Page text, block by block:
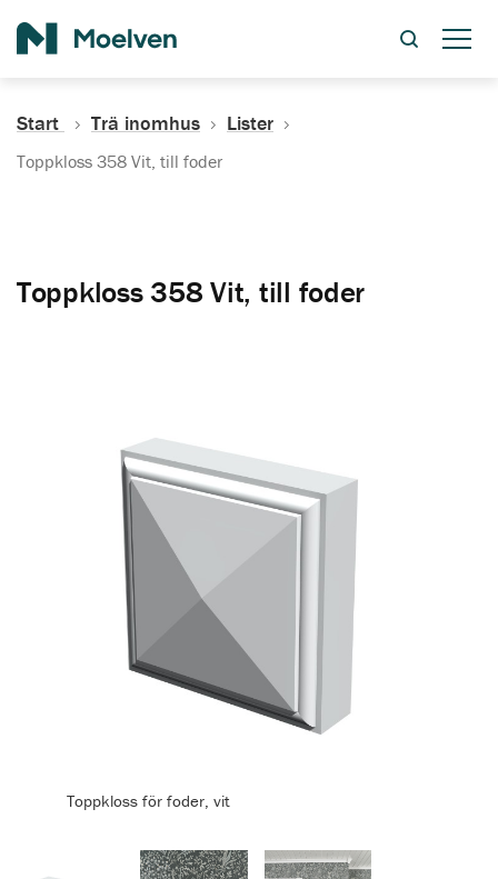
Start Trä inomhus Lister
Toppkloss 358 Vit, till foder
Toppkloss 358 Vit, till foder
Toppkloss för foder, vit